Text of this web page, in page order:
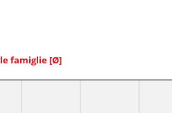
famiglie [Ø]